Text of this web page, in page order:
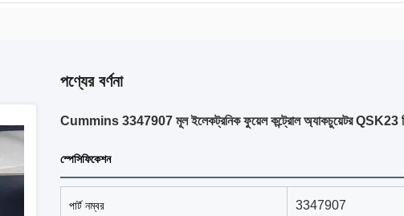
পণ্যের বর্ণনা
Cummins 3347907 মূল ইলেকট্রনিক ফুয়েল কন্ট্রোল অ্যাকচুয়েটর QSK23
স্পেসিফিকেশন
পার্ট নম্বর 3347907